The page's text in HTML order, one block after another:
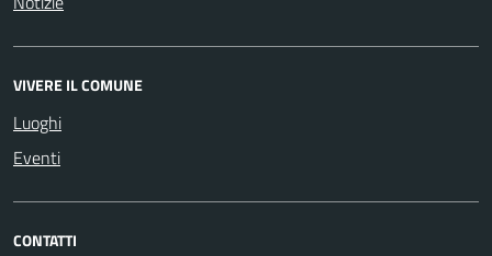
VIVERE IL COMUNE
Luoghi
Eventi
CONTATTI